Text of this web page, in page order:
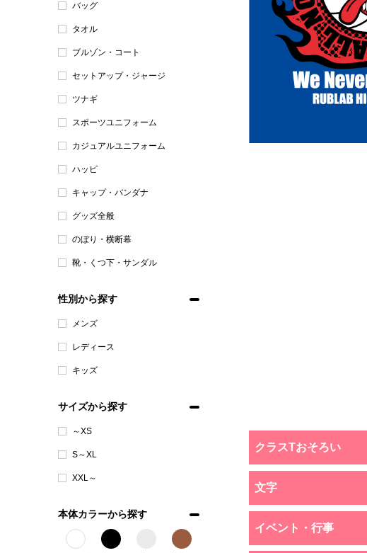
バッグ
タオル
ブルゾン・コート
セットアップ・ジャージ
ツナギ
スポーツユニフォーム
カジュアルユニフォーム
ハッピ
キャップ・バンダナ
グッズ全般
のぼり・横断幕
靴・くつ下・サンダル
性別から探す
メンズ
レディース
キッズ
サイズから探す
～XS
S～XL
XXL～
本体カラーから探す
クラスTおそろい
文字
イベント・行事